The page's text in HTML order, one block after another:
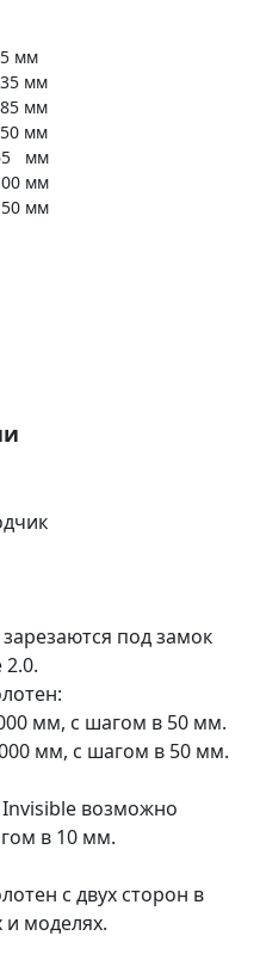
мм
мм
мм
мм
мм
мм
мм
под замок
2.0.
мм, с шагом в 50 мм.
мм, с шагом в 50 мм.
возможно
в 10 мм.
с двух сторон в
моделях.